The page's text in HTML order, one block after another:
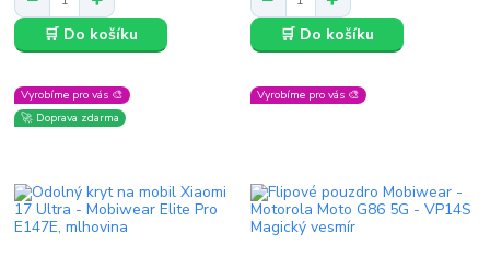
🛒 Do košíku 🛒 Do košíku
Vyrobíme pro vás 🎨
🚀 Doprava zdarma
Vyrobíme pro vás 🎨